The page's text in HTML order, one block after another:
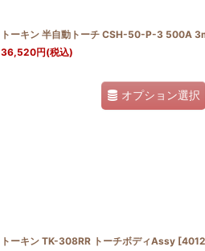
トーキン 半自動トーチ CSH-50-P-3 500A
36,520円(税込)
オプション選択
トーキン TK-308RR トーチボディAssy [